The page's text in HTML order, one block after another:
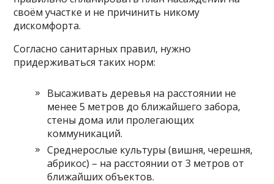
своём участке и не причинить никому
дискомфорта.
Согласно санитарных правил, нужно
придерживаться таких норм:
Высаживать деревья на расстоянии не
менее 5 метров до ближайшего забора,
стены дома или пролегающих
коммуникаций.
Среднерослые культуры (вишня, черешня,
абрикос) – на расстоянии от 3 метров от
ближайших объектов.